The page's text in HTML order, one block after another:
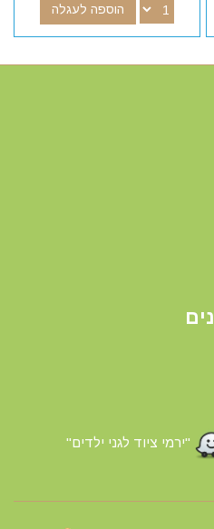
הוספה לעגלה
"ירמי ציוד לגני ילדים"